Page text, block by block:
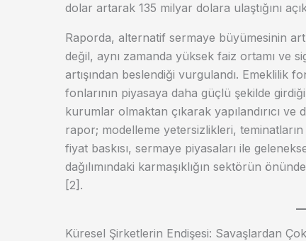
dolar artarak 135 milyar dolara ulaştığını
Raporda, alternatif sermaye büyümesinin
değil, aynı zamanda yüksek faiz ortamı ve
artışından beslendiği vurgulandı. Emeklilik
fonlarının piyasaya daha güçlü şekilde
kurumlar olmaktan çıkarak yapılandırıcı
rapor; modelleme yetersizlikleri,
fiyat baskısı, sermaye piyasaları ile
dağılımındaki karmaşıklığın sektörün
[2].
Küresel Şirketlerin Endişesi: Savaşlardan